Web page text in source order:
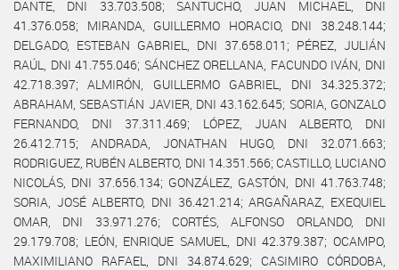
DANTE, DNI 33.703.508; SANTUCHO, JUAN MICHAEL, DNI
41.376.058; MIRANDA, GUILLERMO HORACIO, DNI 38.248.144;
DELGADO, ESTEBAN GABRIEL, DNI 37.658.011; PÉREZ, JULIÁN
RAÚL, DNI 41.755.046; SÁNCHEZ ORELLANA, FACUNDO IVÁN, DNI
42.718.397; ALMIRÓN, GUILLERMO GABRIEL, DNI 34.325.372;
ABRAHAM, SEBASTIÁN JAVIER, DNI 43.162.645; SORIA, GONZALO
FERNANDO, DNI 37.311.469; LÓPEZ, JUAN ALBERTO, DNI
26.412.715; ANDRADA, JONATHAN HUGO, DNI 32.071.663;
RODRIGUEZ, RUBÉN ALBERTO, DNI 14.351.566; CASTILLO, LUCIANO
NICOLÁS, DNI 37.656.134; GONZÁLEZ, GASTÓN, DNI 41.763.748;
SORIA, JOSÉ ALBERTO, DNI 36.421.214; ARGAÑARAZ, EXEQUIEL
OMAR, DNI 33.971.276; CORTÉS, ALFONSO ORLANDO, DNI
29.179.708; LEÓN, ENRIQUE SAMUEL, DNI 42.379.387; OCAMPO,
MAXIMILIANO RAFAEL, DNI 34.874.629; CASIMIRO CÓRDOBA,